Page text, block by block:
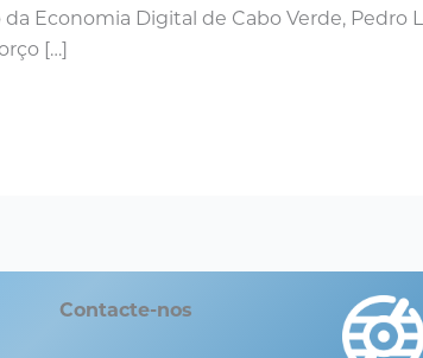
Economia Digital de Cabo Verde, Pedro
[…]
Contacte-nos